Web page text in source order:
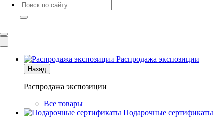
Распродажа экспозиции
Назад
Распродажа экспозиции
Все товары
Подарочные сертификаты